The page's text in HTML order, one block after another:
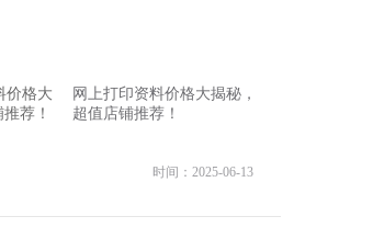
网上打印资料价格大揭秘，
超值店铺推荐！
时间：2025-06-13